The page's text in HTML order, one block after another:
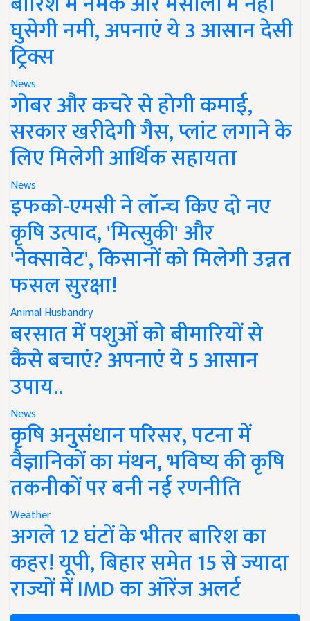
घुसेगी नमी, अपनाएं ये 3 आसान देसी
ट्रिक्स
News
गोबर और कचरे से होगी कमाई,
सरकार खरीदेगी गैस, प्लांट लगाने के
लिए मिलेगी आर्थिक सहायता
News
इफको-एमसी ने लॉन्च किए दो नए
कृषि उत्पाद, 'मित्सुकी' और
'नेक्सावेट', किसानों को मिलेगी उन्नत
फसल सुरक्षा!
Animal Husbandry
बरसात में पशुओं को बीमारियों से
कैसे बचाएं? अपनाएं ये 5 आसान
उपाय..
News
कृषि अनुसंधान परिसर, पटना में
वैज्ञानिकों का मंथन, भविष्य की कृषि
तकनीकों पर बनी नई रणनीति
Weather
अगले 12 घंटों के भीतर बारिश का
कहर! यूपी, बिहार समेत 15 से ज्यादा
राज्यों में IMD का ऑरेंज अलर्ट